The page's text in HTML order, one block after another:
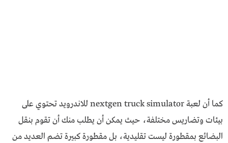
كما أن لعبة nextgen truck simulator للاندرويد تحتوي على
بيئات وتضاريس مختلفة، حيث يمكن أن يطلب منك أن تقوم بنقل
البضائع بمقطورة ليست تقليدية، بل مقطورة كبيرة تضم العديد من